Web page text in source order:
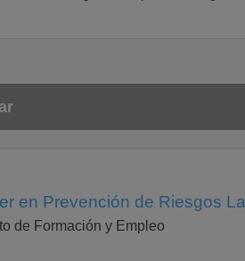
en Prevención de Riesgos
de Formación y Empleo